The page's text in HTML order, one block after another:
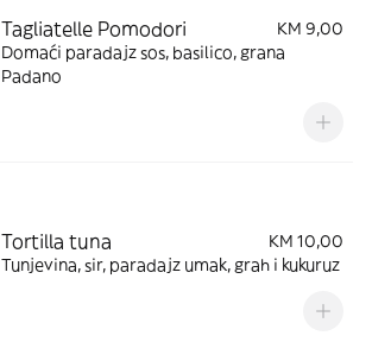
Tagliatelle Pomodori
KM 9,00
Domaći paradajz sos, basilico, grana
Padano
Tortilla tuna
KM 10,00
Tunjevina, sir, paradajz umak, grah i kukuruz